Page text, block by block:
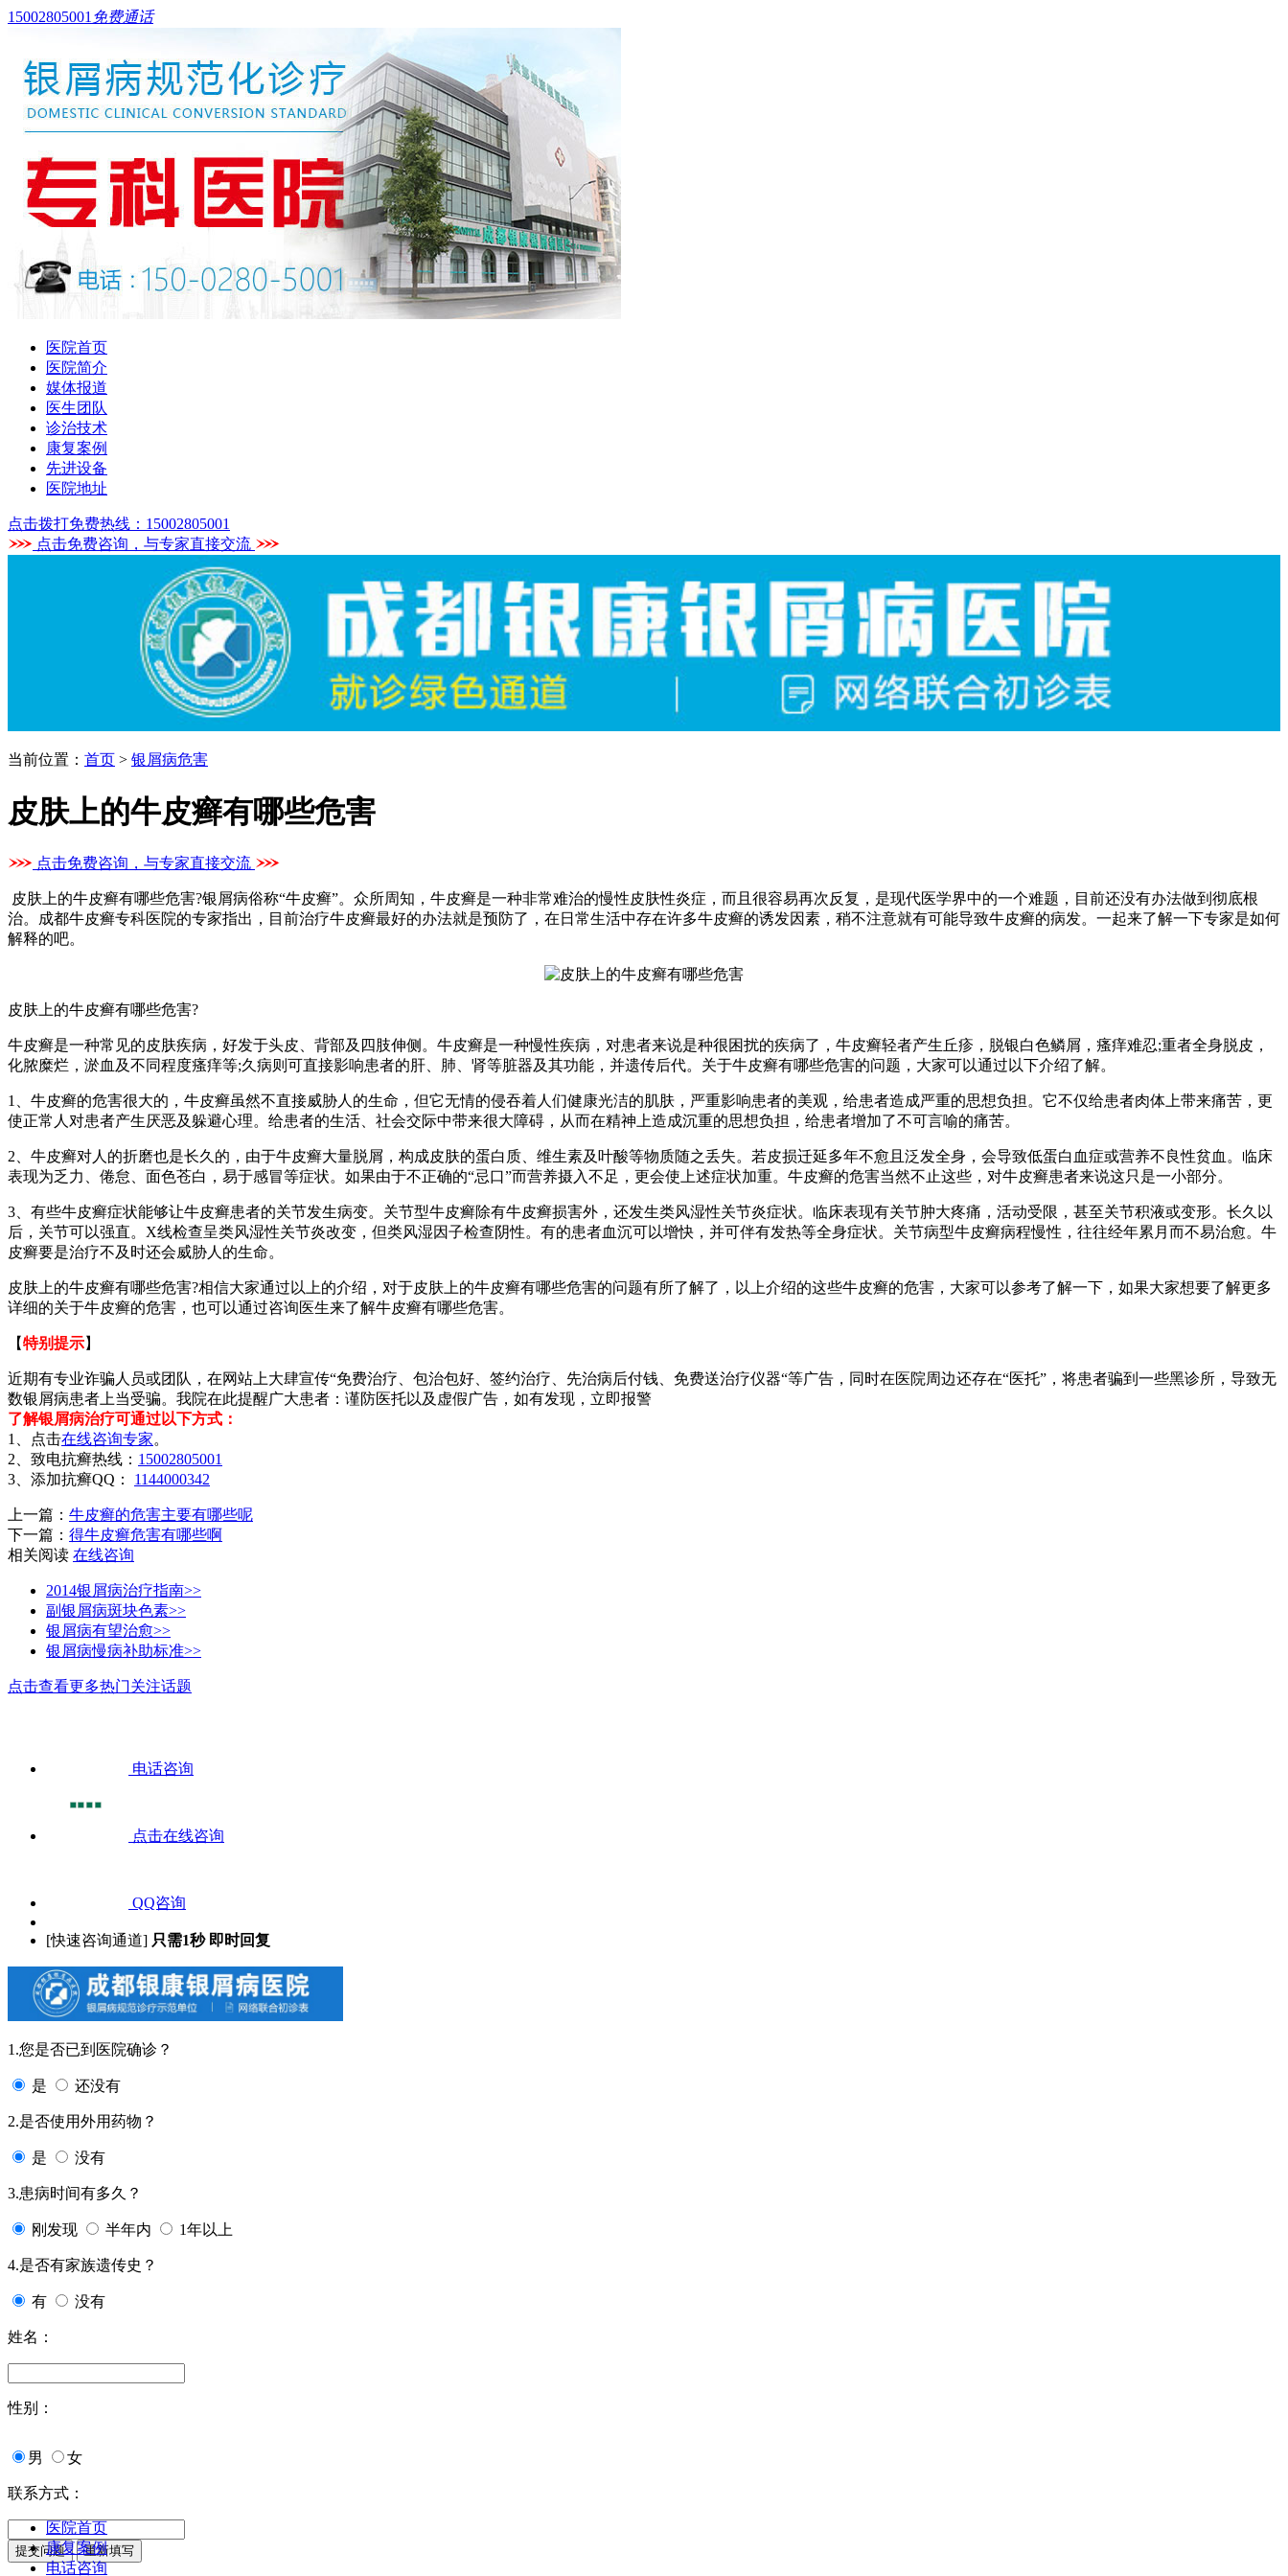
15002805001 免费通话
医院首页
医院简介
媒体报道
医生团队
诊治技术
康复案例
先进设备
医院地址
点击拨打免费热线：15002805001
点击免费咨询，与专家直接交流
当前位置： 首页 > 银屑病危害
皮肤上的牛皮癣有哪些危害
点击免费咨询，与专家直接交流
皮肤上的牛皮癣有哪些危害?银屑病俗称“牛皮癣”。众所周知，牛皮癣是一种非常难治的慢性皮肤性炎症，而且很容易再次反复，是现代医学界中的一个难题，目前还没有办法做到彻底根
治。成都牛皮癣专科医院的专家指出，目前治疗牛皮癣最好的办法就是预防了，在日常生活中存在许多牛皮癣的诱发因素，稍不注意就有可能导致牛皮癣的病发。一起来了解一下专家是如何
解释的吧。
皮肤上的牛皮癣有哪些危害?
牛皮癣是一种常见的皮肤疾病，好发于头皮、背部及四肢伸侧。牛皮癣是一种慢性疾病，对患者来说是种很困扰的疾病了，牛皮癣轻者产生丘疹，脱银白色鳞屑，瘙痒难忍;重者全身脱皮，
化脓糜烂，淤血及不同程度瘙痒等;久病则可直接影响患者的肝、肺、肾等脏器及其功能，并遗传后代。关于牛皮癣有哪些危害的问题，大家可以通过以下介绍了解。
1、牛皮癣的危害很大的，牛皮癣虽然不直接威胁人的生命，但它无情的侵吞着人们健康光洁的肌肤，严重影响患者的美观，给患者造成严重的思想负担。它不仅给患者肉体上带来痛苦，更
使正常人对患者产生厌恶及躲避心理。给患者的生活、社会交际中带来很大障碍，从而在精神上造成沉重的思想负担，给患者增加了不可言喻的痛苦。
2、牛皮癣对人的折磨也是长久的，由于牛皮癣大量脱屑，构成皮肤的蛋白质、维生素及叶酸等物质随之丢失。若皮损迁延多年不愈且泛发全身，会导致低蛋白血症或营养不良性贫血。临床
表现为乏力、倦怠、面色苍白，易于感冒等症状。如果由于不正确的“忌口”而营养摄入不足，更会使上述症状加重。牛皮癣的危害当然不止这些，对牛皮癣患者来说这只是一小部分。
3、有些牛皮癣症状能够让牛皮癣患者的关节发生病变。关节型牛皮癣除有牛皮癣损害外，还发生类风湿性关节炎症状。临床表现有关节肿大疼痛，活动受限，甚至关节积液或变形。长久以
后，关节可以强直。X线检查呈类风湿性关节炎改变，但类风湿因子检查阴性。有的患者血沉可以增快，并可伴有发热等全身症状。关节病型牛皮癣病程慢性，往往经年累月而不易治愈。牛
皮癣要是治疗不及时还会威胁人的生命。
皮肤上的牛皮癣有哪些危害?相信大家通过以上的介绍，对于皮肤上的牛皮癣有哪些危害的问题有所了解了，以上介绍的这些牛皮癣的危害，大家可以参考了解一下，如果大家想要了解更多
详细的关于牛皮癣的危害，也可以通过咨询医生来了解牛皮癣有哪些危害。
【特别提示】
近期有专业诈骗人员或团队，在网站上大肆宣传“免费治疗、包治包好、签约治疗、先治病后付钱、免费送治疗仪器“等广告，同时在医院周边还存在“医托”，将患者骗到一些黑诊所，导致无
数银屑病患者上当受骗。我院在此提醒广大患者：谨防医托以及虚假广告，如有发现，立即报警
了解银屑病治疗可通过以下方式：
1、点击在线咨询专家。
2、致电抗癣热线： 15002805001
3、添加抗癣QQ： 1144000342
上一篇： 牛皮癣的危害主要有哪些呢
下一篇： 得牛皮癣危害有哪些啊
相关阅读 在线咨询
2014银屑病治疗指南>>
副银屑病斑块色素>>
银屑病有望治愈>>
银屑病慢病补助标准>>
点击查看更多热门关注话题
电话咨询
点击在线咨询
QQ咨询
[快速咨询通道] 只需1秒 即时回复
1.您是否已到医院确诊？
是 还没有
2.是否使用外用药物？
是 没有
3.患病时间有多久？
刚发现 半年内 1年以上
4.是否有家族遗传史？
有 没有
姓名：
性别：
男 女
联系方式：
医院首页
康复案例
电话咨询